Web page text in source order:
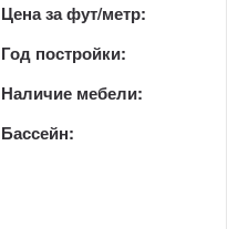
Цена за фут/метр:
Год постройки:
Наличие мебели:
Бассейн: